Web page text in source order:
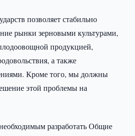
позволяет стабильно
рынки зерновыми культурами,
продукцией,
а также
Кроме того, мы должны
этой проблемы на
разработать Общие